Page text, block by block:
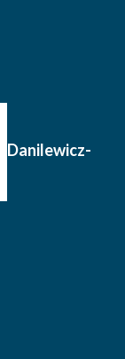
Danilewicz-